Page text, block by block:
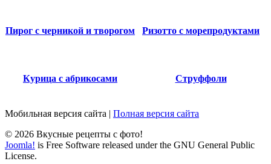
Пирог с черникой и творогом Ризотто с морепродуктами
Курица с абрикосами Струффоли
Мобильная версия сайта | Полная версия сайта
© 2026 Вкусные рецепты с фото!
Joomla! is Free Software released under the GNU General Public
License.